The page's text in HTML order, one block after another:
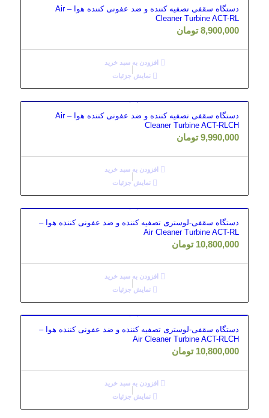
دستگاه سقفی تصفیه کننده و ضد عفونی کننده هوا – Air
Cleaner Turbine ACT-RL
8,900,000 تومان
افزودن به سبد خرید
نمایش جزئیات
دستگاه سقفی تصفیه کننده و ضد عفونی کننده هوا – Air
Cleaner Turbine ACT-RLCH
9,990,000 تومان
افزودن به سبد خرید
نمایش جزئیات
دستگاه سقفی-لوستری تصفیه کننده و ضد عفونی کننده هوا –
Air Cleaner Turbine ACT-RL
10,800,000 تومان
افزودن به سبد خرید
نمایش جزئیات
دستگاه سقفی-لوستری تصفیه کننده و ضد عفونی کننده هوا –
Air Cleaner Turbine ACT-RLCH
10,800,000 تومان
افزودن به سبد خرید
نمایش جزئیات